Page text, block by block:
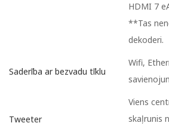
HDMI 7
**Tas
dekoderi.
Saderība ar bezvadu tīklu
Wifi,
Tweeter
Viens
skaļrunis